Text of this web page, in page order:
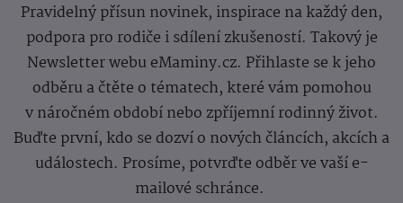
Pravidelný přísun novinek, inspirace na každý den,
podpora pro rodiče i sdílení zkušeností. Takový je
Newsletter webu eMaminy.cz. Přihlaste se k jeho
odběru a čtěte o tématech, které vám pomohou
v náročném období nebo zpříjemní rodinný život.
Buďte první, kdo se dozví o nových článcích, akcích a
událostech. Prosíme, potvrďte odběr ve vaší e-
mailové schránce.